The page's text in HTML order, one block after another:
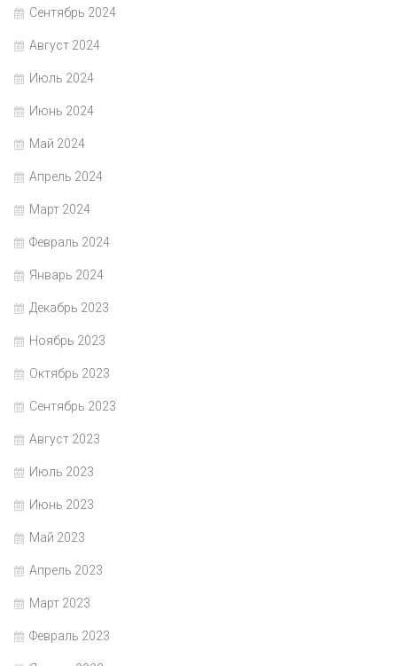
Сентябрь 2024
Август 2024
Июль 2024
Июнь 2024
Май 2024
Апрель 2024
Март 2024
Февраль 2024
Январь 2024
Декабрь 2023
Ноябрь 2023
Октябрь 2023
Сентябрь 2023
Август 2023
Июль 2023
Июнь 2023
Май 2023
Апрель 2023
Март 2023
Февраль 2023